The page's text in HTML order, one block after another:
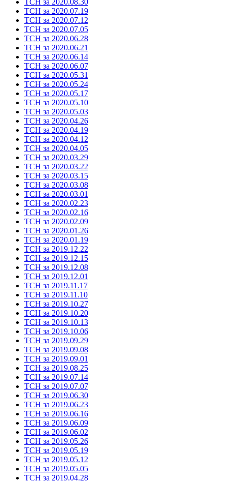
ТСН за 2020.07.19
ТСН за 2020.07.12
ТСН за 2020.07.05
ТСН за 2020.06.28
ТСН за 2020.06.21
ТСН за 2020.06.14
ТСН за 2020.06.07
ТСН за 2020.05.31
ТСН за 2020.05.24
ТСН за 2020.05.17
ТСН за 2020.05.10
ТСН за 2020.05.03
ТСН за 2020.04.26
ТСН за 2020.04.19
ТСН за 2020.04.12
ТСН за 2020.04.05
ТСН за 2020.03.29
ТСН за 2020.03.22
ТСН за 2020.03.15
ТСН за 2020.03.08
ТСН за 2020.03.01
ТСН за 2020.02.23
ТСН за 2020.02.16
ТСН за 2020.02.09
ТСН за 2020.01.26
ТСН за 2020.01.19
ТСН за 2019.12.22
ТСН за 2019.12.15
ТСН за 2019.12.08
ТСН за 2019.12.01
ТСН за 2019.11.17
ТСН за 2019.11.10
ТСН за 2019.10.27
ТСН за 2019.10.20
ТСН за 2019.10.13
ТСН за 2019.10.06
ТСН за 2019.09.29
ТСН за 2019.09.08
ТСН за 2019.09.01
ТСН за 2019.08.25
ТСН за 2019.07.14
ТСН за 2019.07.07
ТСН за 2019.06.30
ТСН за 2019.06.23
ТСН за 2019.06.16
ТСН за 2019.06.09
ТСН за 2019.06.02
ТСН за 2019.05.26
ТСН за 2019.05.19
ТСН за 2019.05.12
ТСН за 2019.05.05
ТСН за 2019.04.28